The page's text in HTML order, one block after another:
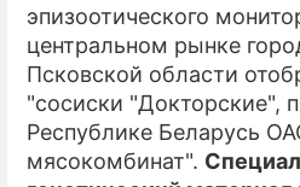
эпизоотического
центральном рынке
Псковской области
"сосиски "Докторские",
Республике Беларусь
мясокомбинат".